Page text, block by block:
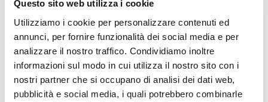
Questo sito web utilizza i cookie
Utilizziamo i cookie per personalizzare contenuti ed
annunci, per fornire funzionalità dei social media e per
analizzare il nostro traffico. Condividiamo inoltre
informazioni sul modo in cui utilizza il nostro sito con i
nostri partner che si occupano di analisi dei dati web,
pubblicità e social media, i quali potrebbero combinarle
nostro negozio non saranno disponibili per la
spedizione fino al giorno 31 agosto. BUONE FERIE
da OTTICA DIOPTER
Showing the single result